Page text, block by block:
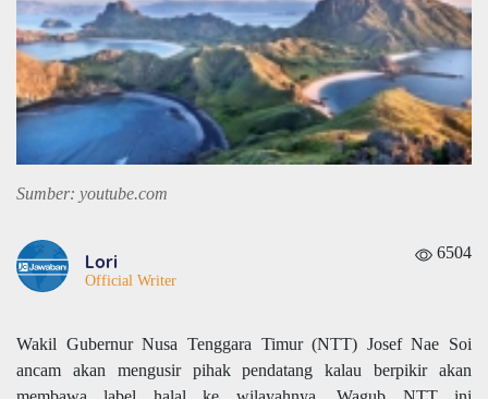
Sumber: youtube.com
Lori
Official Writer
6504
Wakil Gubernur Nusa Tenggara Timur (NTT) Josef Nae Soi
ancam akan mengusir pihak pendatang kalau berpikir akan